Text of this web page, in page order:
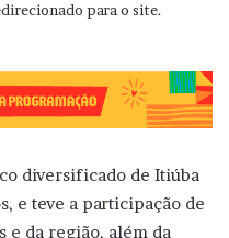
para o site.
diversificado de Itiúba
e teve a participação de
e da região, além da